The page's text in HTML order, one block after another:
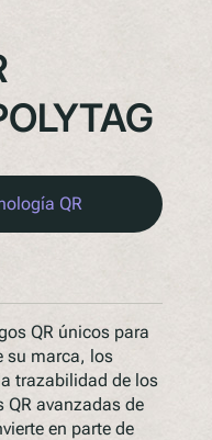
QR
QR únicos para
su marca, los
trazabilidad de los
avanzadas de
en parte de